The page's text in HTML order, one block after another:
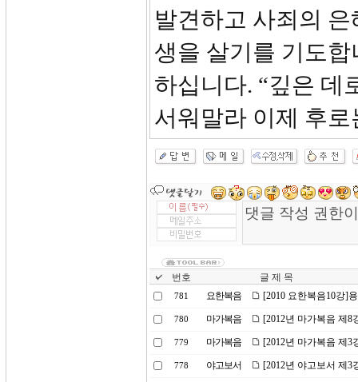
발견하고 사죄의
생을 살기를 기도
하십니다. “깊은 데
서워말라 이제 후
번호 글 제 목
781 요한복음 [2010 요한복음10강]
780 마가복음 [2012년 마가복음 제8
779 마가복음 [2012년 마가복음 제3
778 야고보서 [2012년 야고보서 제3